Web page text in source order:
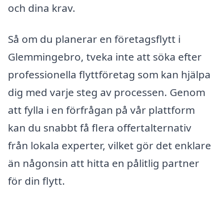
och dina krav.
Så om du planerar en företagsflytt i
Glemmingebro, tveka inte att söka efter
professionella flyttföretag som kan hjälpa
dig med varje steg av processen. Genom
att fylla i en förfrågan på vår plattform
kan du snabbt få flera offertalternativ
från lokala experter, vilket gör det enklare
än någonsin att hitta en pålitlig partner
för din flytt.